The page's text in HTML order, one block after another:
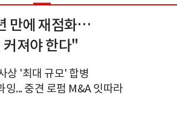
만에 재점화…
져야 한다"
상 '최대 규모' 합병
잉... 중견 로펌 M&A 잇따라